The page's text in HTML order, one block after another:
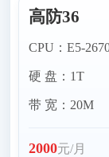
高防36
CPU：E5-
硬 盘：1T
带 宽：20M
2000元/月